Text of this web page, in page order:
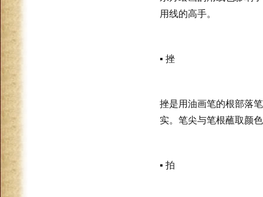
用线的高手。
▪ 挫
挫是用油画笔的根部落
实。笔尖与笔根蘸取颜
▪ 拍